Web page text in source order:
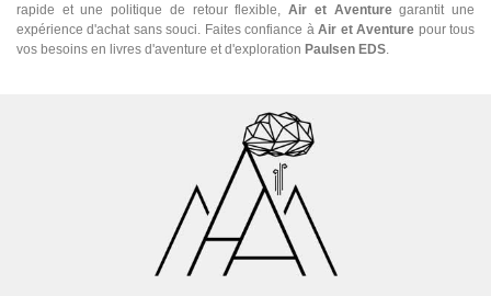
rapide et une politique de retour flexible,Air et Aventuregarantit une
expérience d'achat sans souci. Faites confiance àAir et Aventure pour tous
vos besoins en livres d'aventure et d'exploration Paulsen EDS.